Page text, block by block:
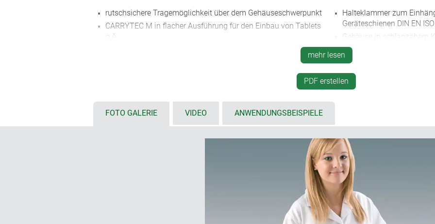
rutschsichere Tragemöglichkeit über dem Gehäuseschwerpunkt
CARRYTEC M in flacher Ausführung für den Einbau von Tablets
o.Ä.
rückseitige Montage an Stativ- oder Tragarmsystem; schnelle
große Einbautiefe und viel Platz für Schnittstellen bei
schlankem Erscheinungsbild
gesicherte Ablage auf Tischkonsole und/oder Wandhalterung;
Halteklammer zum
Geräteschienen DIN EN
Gehäuse in schlagzähem
Beanspruchung
mit Dichtung Schutzart IP
vertieft liegendes
Gehäuse sind leicht zu
Befestigungsdome für
mehr lesen
PDF erstellen
FOTO GALERIE VIDEO ANWENDUNGSBEISPIELE